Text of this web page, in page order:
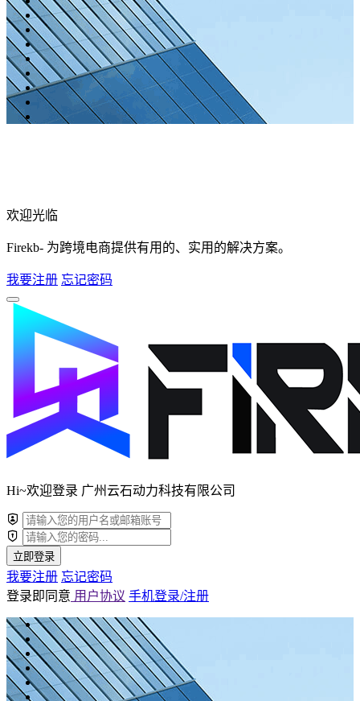
欢迎光临
Firekb- 为跨境电商提供有用的、实用的解决方案。
我要注册 忘记密码
Hi~欢迎登录 广州云石动力科技有限公司
立即登录
我要注册 忘记密码
登录即同意 用户协议 手机登录/注册